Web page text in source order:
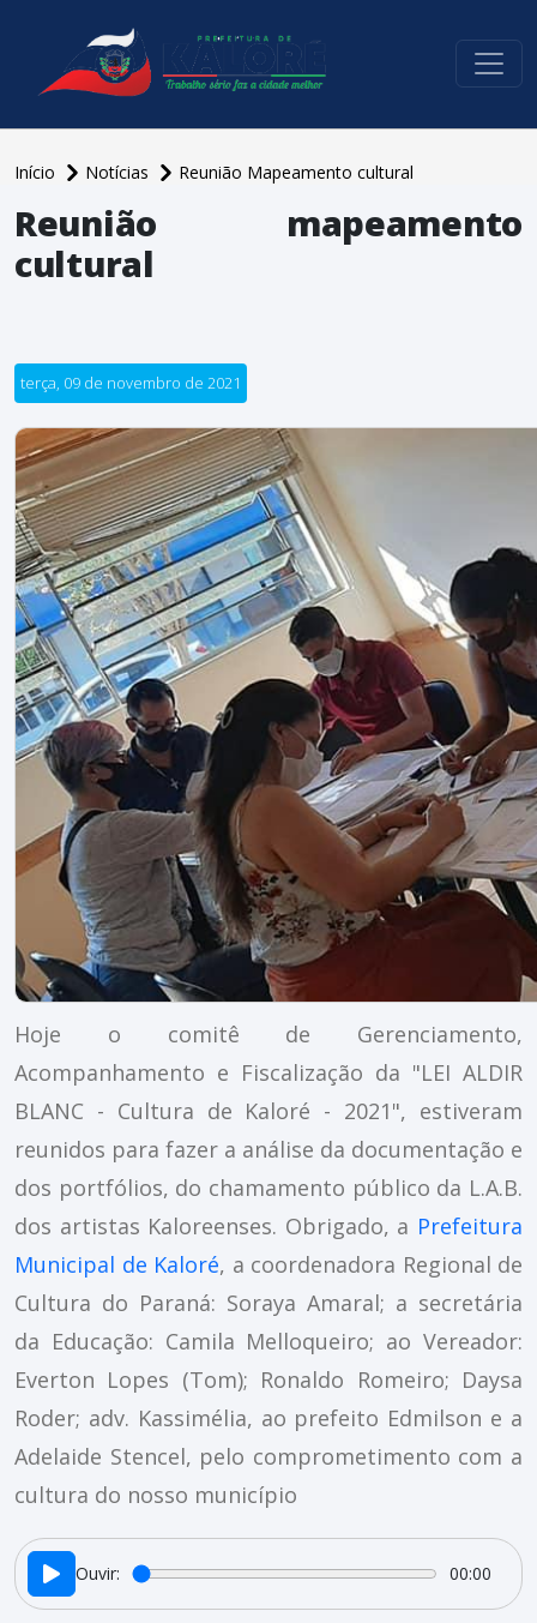
Início Notícias Reunião Mapeamento cultural
Reunião mapeamento
cultural
terça, 09 de novembro de 2021
Hoje o comitê de Gerenciamento,
Acompanhamento e Fiscalização da "LEI ALDIR
BLANC - Cultura de Kaloré - 2021", estiveram
reunidos para fazer a análise da documentação e
dos portfólios, do chamamento público da L.A.B.
dos artistas Kaloreenses. Obrigado, a Prefeitura
Municipal de Kaloré, a coordenadora Regional de
Cultura do Paraná: Soraya Amaral; a secretária
da Educação: Camila Melloqueiro; ao Vereador:
Everton Lopes (Tom); Ronaldo Romeiro; Daysa
Roder; adv. Kassimélia, ao prefeito Edmilson e a
Adelaide Stencel, pelo comprometimento com a
cultura do nosso município
Ouvir: 00:00